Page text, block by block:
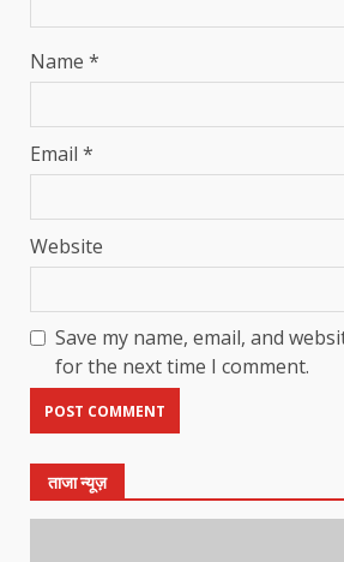
Name *
Email *
Website
Save my name, email, and
for the next time I comment.
ताजा न्यूज़